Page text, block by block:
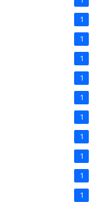
1
1
1
1
1
1
1
1
1
1